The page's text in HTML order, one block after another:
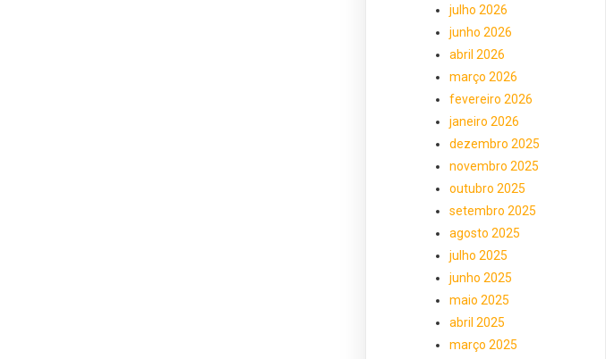
julho 2026
junho 2026
abril 2026
março 2026
fevereiro 2026
janeiro 2026
dezembro 2025
novembro 2025
outubro 2025
setembro 2025
agosto 2025
julho 2025
junho 2025
maio 2025
abril 2025
março 2025